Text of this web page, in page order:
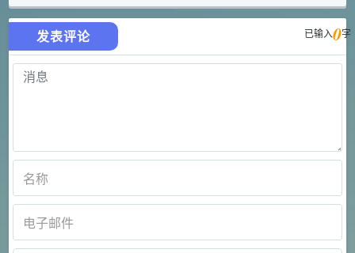
发表评论 已输入0字